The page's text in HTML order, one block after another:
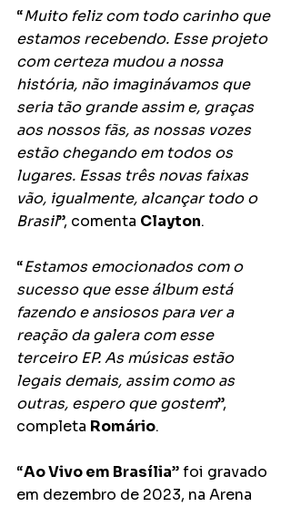
“Muito feliz com todo carinho que
estamos recebendo. Esse projeto
com certeza mudou a nossa
história, não imaginávamos que
seria tão grande assim e, graças
aos nossos fãs, as nossas vozes
estão chegando em todos os
lugares. Essas três novas faixas
vão, igualmente, alcançar todo o
Brasil”, comenta Clayton.
“Estamos emocionados com o
sucesso que esse álbum está
fazendo e ansiosos para ver a
reação da galera com esse
terceiro EP. As músicas estão
legais demais, assim como as
outras, espero que gostem”,
completa Romário.
“Ao Vivo em Brasília” foi gravado
em dezembro de 2023, na Arena